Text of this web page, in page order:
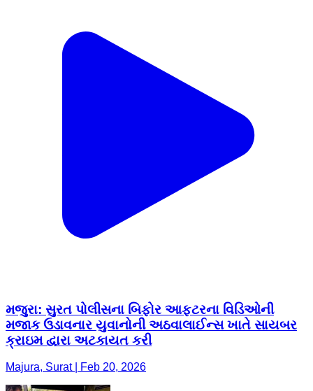
મજુરા: સુરત પોલીસના બિફોર આફ્ટરના વિડિઓની
મજાક ઉડાવનાર યુવાનોની અઠવાલાઈન્સ ખાતે સાયબર
ક્રાઇમ દ્વારા અટકાયત કરી
Majura, Surat | Feb 20, 2026